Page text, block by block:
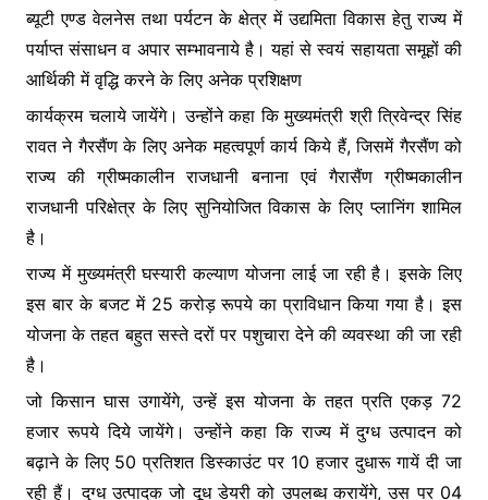
ब्यूटी एण्ड वेलनेस तथा पर्यटन के क्षेत्र में उद्यमिता विकास हेतु राज्य में
पर्याप्त संसाधन व अपार सम्भावनाये है। यहां से स्वयं सहायता समूहों की
आर्थिकी में वृद्धि करने के लिए अनेक प्रशिक्षण
कार्यक्रम चलाये जायेंगे। उन्होंने कहा कि मुख्यमंत्री श्री त्रिवेन्द्र सिंह
रावत ने गैरसैंण के लिए अनेक महत्वपूर्ण कार्य किये हैं, जिसमें गैरसैंण को
राज्य की ग्रीष्मकालीन राजधानी बनाना एवं गैरासैंण ग्रीष्मकालीन
राजधानी परिक्षेत्र के लिए सुनियोजित विकास के लिए प्लानिंग शामिल
है।
राज्य में मुख्यमंत्री घस्यारी कल्याण योजना लाई जा रही है। इसके लिए
इस बार के बजट में 25 करोड़ रूपये का प्राविधान किया गया है। इस
योजना के तहत बहुत सस्ते दरों पर पशुचारा देने की व्यवस्था की जा रही
है।
जो किसान घास उगायेंगे, उन्हें इस योजना के तहत प्रति एकड़ 72
हजार रूपये दिये जायेंगे। उन्होंने कहा कि राज्य में दुग्ध उत्पादन को
बढ़ाने के लिए 50 प्रतिशत डिस्काउंट पर 10 हजार दुधारू गायें दी जा
रही हैं। दुग्ध उत्पादक जो दूध डेयरी को उपलब्ध करायेंगे, उस पर 04